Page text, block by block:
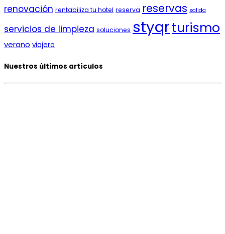
renovación rentabiliza tu hotel reserva reservas salida
servicios de limpieza soluciones styqrturismo
verano viajero
Nuestros últimos artículos